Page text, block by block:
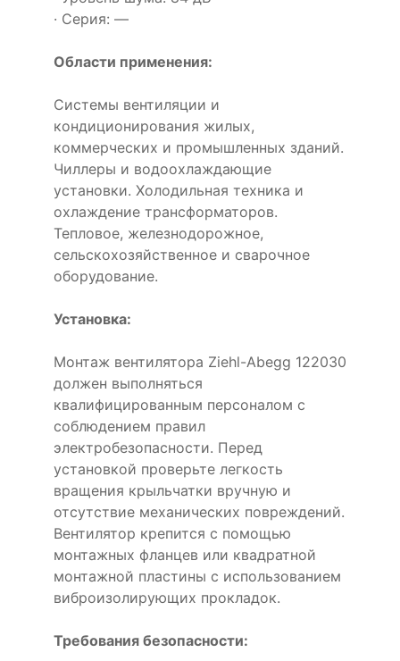
· Серия: —
Области применения:
Системы вентиляции и
кондиционирования жилых,
коммерческих и промышленных зданий.
Чиллеры и водоохлаждающие
установки. Холодильная техника и
охлаждение трансформаторов.
Тепловое, железнодорожное,
сельскохозяйственное и сварочное
оборудование.
Установка:
Монтаж вентилятора Ziehl-Abegg 122030
должен выполняться
квалифицированным персоналом с
соблюдением правил
электробезопасности. Перед
установкой проверьте легкость
вращения крыльчатки вручную и
отсутствие механических повреждений.
Вентилятор крепится с помощью
монтажных фланцев или квадратной
монтажной пластины с использованием
виброизолирующих прокладок.
Требования безопасности: